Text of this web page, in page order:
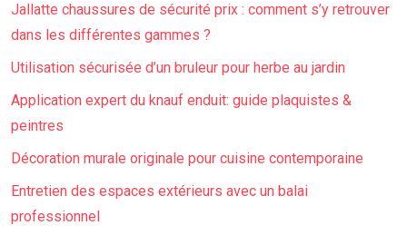
Jallatte chaussures de sécurité prix : comment s’y retrouver
dans les différentes gammes ?
Utilisation sécurisée d’un bruleur pour herbe au jardin
Application expert du knauf enduit: guide plaquistes &
peintres
Décoration murale originale pour cuisine contemporaine
Entretien des espaces extérieurs avec un balai
professionnel